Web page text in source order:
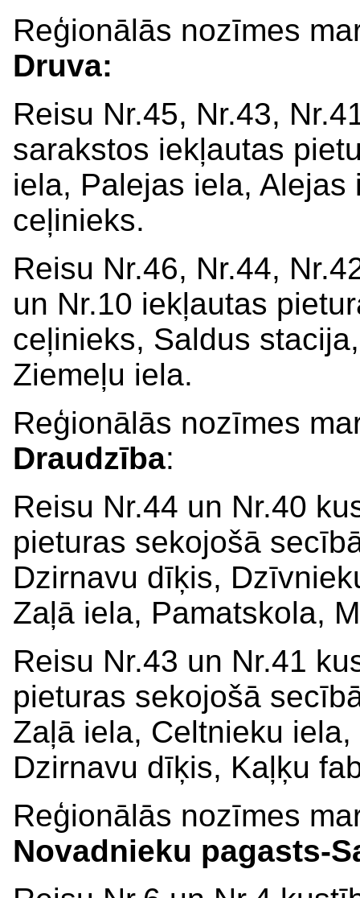
Reģionālās nozīmes
Druva:
Reisu Nr.45, Nr.43,
sarakstos iekļautas
iela, Palejas iela,
ceļinieks.
Reisu Nr.46, Nr.44,
un Nr.10 iekļautas
ceļinieks, Saldus
Ziemeļu iela.
Reģionālās nozīmes
Draudzība:
Reisu Nr.44 un Nr.40
pieturas sekojošā
Dzirnavu dīķis,
Zaļā iela, Pamatskola,
Reisu Nr.43 un Nr.41
pieturas sekojošā
Zaļā iela, Celtnieku
Dzirnavu dīķis, Kaļķu
Reģionālās nozīmes
Novadnieku pagasts-